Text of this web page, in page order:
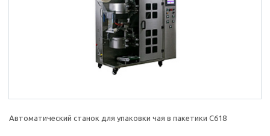
Автоматический станок для упаковки чая в пакетики C618